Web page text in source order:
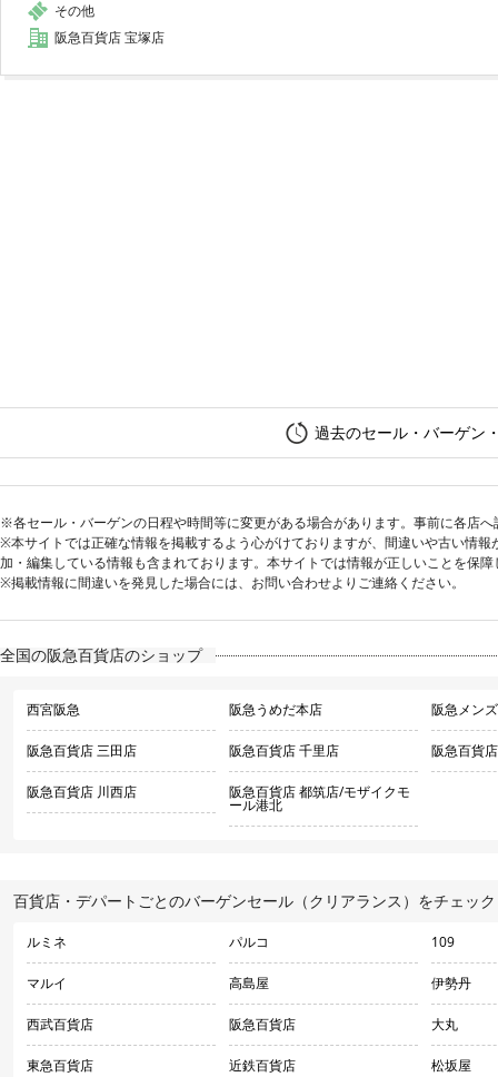
その他
阪急百貨店 宝塚店
過去のセール・バーゲン
※各セール・バーゲンの日程や時間等に変更がある場合があります。事前に各店
※本サイトでは正確な情報を掲載するよう心がけておりますが、間違いや古い情
加・編集している情報も含まれております。本サイトでは情報が正しいことを保
※掲載情報に間違いを発見した場合には、お問い合わせよりご連絡ください。
全国の阪急百貨店のショップ
西宮阪急 阪急うめだ本店 阪急メン
阪急百貨店 三田店 阪急百貨店 千里店 阪急百貨
阪急百貨店 川西店 阪急百貨店 都筑店/モザイクモ
ール港北
百貨店・デパートごとのバーゲンセール（クリアランス）をチェッ
ルミネ パルコ 109
マルイ 高島屋 伊勢丹
西武百貨店 阪急百貨店 大丸
東急百貨店 近鉄百貨店 松坂屋